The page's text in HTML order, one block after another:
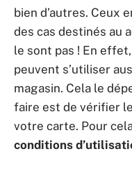
bien d’autres. Ceux
des cas destinés au
le sont pas ! En
peuvent s’utiliser
magasin. Cela le
faire est de vérifier
votre carte. Pour
conditions